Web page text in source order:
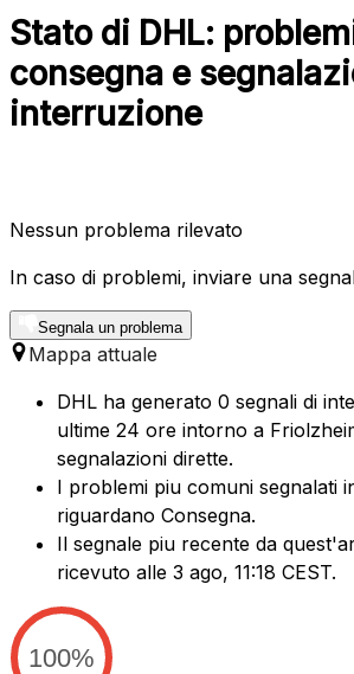
Stato di DHL:
consegna e
interruzione
Nessun problema rilevato
In caso di problemi, inviare una
Segnala un problema
Mappa attuale
DHL ha generato 0 segnali di
ultime 24 ore intorno a
segnalazioni dirette.
I problemi piu comuni segnalati
riguardano Consegna.
Il segnale piu recente da
ricevuto alle 3 ago, 11:18 CEST.
100%